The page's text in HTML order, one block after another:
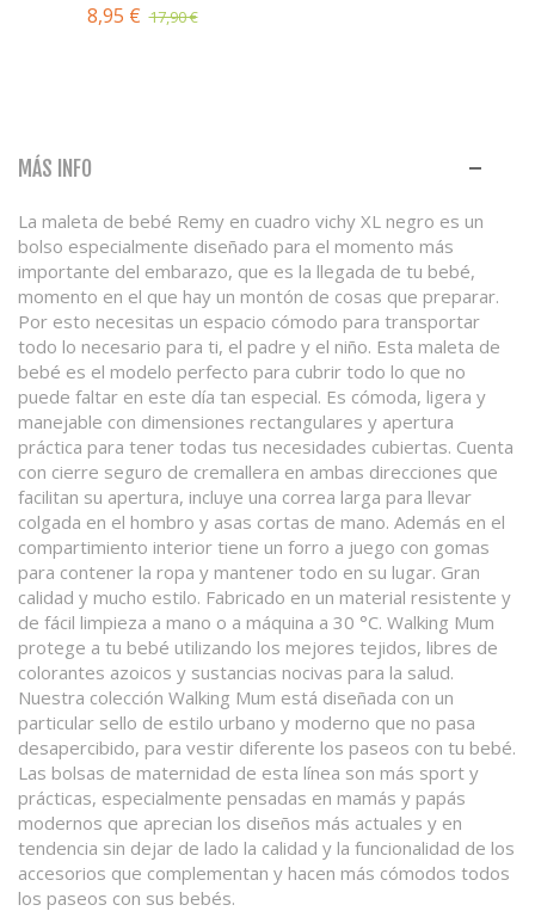
8,95 € 17,90 €
MÁS INFO
La maleta de bebé Remy en cuadro vichy XL negro es un
bolso especialmente diseñado para el momento más
importante del embarazo, que es la llegada de tu bebé,
momento en el que hay un montón de cosas que preparar.
Por esto necesitas un espacio cómodo para transportar
todo lo necesario para ti, el padre y el niño. Esta maleta de
bebé es el modelo perfecto para cubrir todo lo que no
puede faltar en este día tan especial. Es cómoda, ligera y
manejable con dimensiones rectangulares y apertura
práctica para tener todas tus necesidades cubiertas. Cuenta
con cierre seguro de cremallera en ambas direcciones que
facilitan su apertura, incluye una correa larga para llevar
colgada en el hombro y asas cortas de mano. Además en el
compartimiento interior tiene un forro a juego con gomas
para contener la ropa y mantener todo en su lugar. Gran
calidad y mucho estilo. Fabricado en un material resistente y
de fácil limpieza a mano o a máquina a 30 °C. Walking Mum
protege a tu bebé utilizando los mejores tejidos, libres de
colorantes azoicos y sustancias nocivas para la salud.
Nuestra colección Walking Mum está diseñada con un
particular sello de estilo urbano y moderno que no pasa
desapercibido, para vestir diferente los paseos con tu bebé.
Las bolsas de maternidad de esta línea son más sport y
prácticas, especialmente pensadas en mamás y papás
modernos que aprecian los diseños más actuales y en
tendencia sin dejar de lado la calidad y la funcionalidad de los
accesorios que complementan y hacen más cómodos todos
los paseos con sus bebés.